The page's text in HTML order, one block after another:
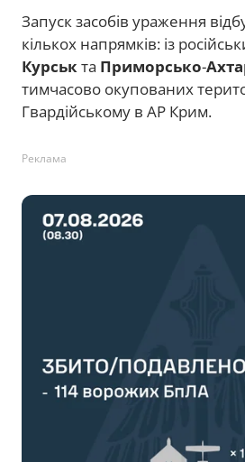
Запуск засобів ураження
кількох напрямків: із
Курськта Приморсько-
тимчасово окупованих
Гвардійському в АР Крим.
Реклама